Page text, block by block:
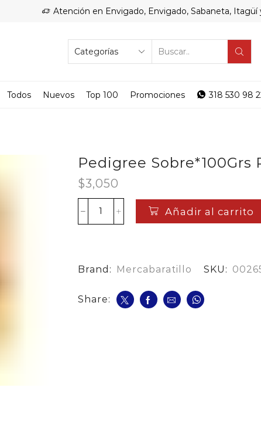
Atención en Envigado, Envigado, Sabaneta, Itagüí
SEARCH
Todos Nuevos Top 100 Promociones 318 530 98
Pedigree Sobre*100Grs
$3,050
Pedigree
Sobre*100Grs
De
Pollo
Añadir al carrito
Brand: Mercabaratillo SKU:
Share: